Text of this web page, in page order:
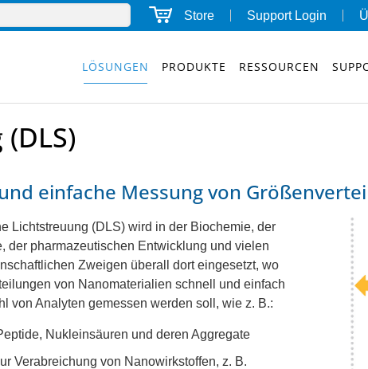
Store Support Login
LÖSUNGEN PRODUKTE RESSOURCEN
einfache Messung von
Lichtstreuung (DLS) wird in der Biochemie, der
der pharmazeutischen Entwicklung und vielen
Zweigen überall dort eingesetzt, wo
von Nanomaterialien schnell und einfach
von Analyten gemessen werden soll, wie z. B.:
Nukleinsäuren und deren Aggregate
Verabreichung von Nanowirkstoffen, z. B.